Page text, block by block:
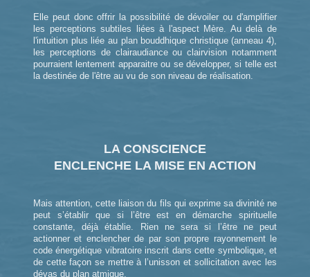
Elle peut donc offrir la possibilité de dévoiler ou d'amplifier
les perceptions subtiles liées à l'aspect Mère. Au delà de
l'intuition plus liée au plan bouddhique christique (anneau 4),
les perceptions de clairaudiance ou clairvision notamment
pourraient lentement apparaitre ou se développer, si telle est
la destinée de l'être au vu de son niveau de réalisation.
LA CONSCIENCE
ENCLENCHE LA MISE EN ACTION
Mais attention, cette liaison du fils qui exprime sa divinité ne
peut s’établir que si l’être est en démarche spirituelle
constante, déjà établie. Rien ne sera si l’être ne peut
actionner et enclencher de par son propre rayonnement le
code énergétique vibratoire inscrit dans cette symbolique, et
de cette façon se mettre à l’unisson et sollicitation avec les
dévas du plan atmique.